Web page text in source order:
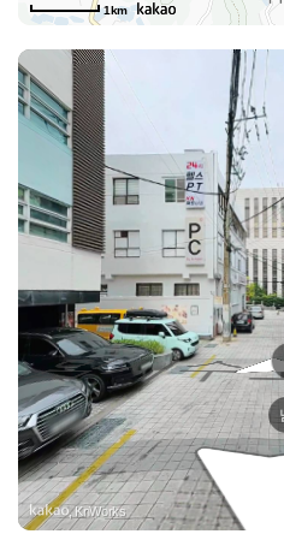
1km
임시수
시수
, KnWorks